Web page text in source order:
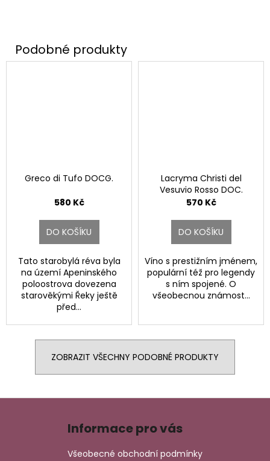
Greco di Tufo DOCG.
580 Kč
DO KOŠÍKU
Tato starobylá réva byla
na území Apeninského
poloostrova dovezena
starověkými Řeky ještě
před...
Lacryma Christi del
Vesuvio Rosso DOC.
570 Kč
DO KOŠÍKU
Víno s prestižním jménem,
populární též pro legendy
s ním spojené. O
všeobecnou známost...
ZOBRAZIT VŠECHNY PODOBNÉ PRODUKTY
Informace pro vás
Všeobecné obchodní podmínky